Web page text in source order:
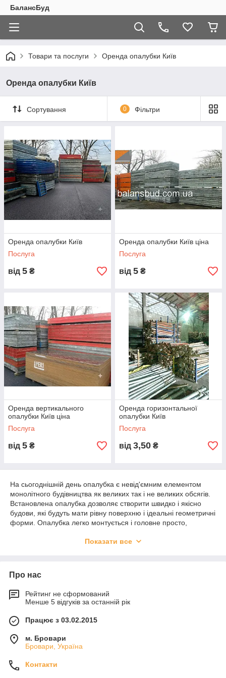
БалансБуд
Товари та послуги Оренда опалубки Київ
Оренда опалубки Київ
Сортування 0 Фільтри
Оренда опалубки Київ
Послуга
від 5 ₴
Оренда опалубки Київ ціна
Послуга
від 5 ₴
Оренда вертикального
опалубки Київ ціна
Послуга
від 5 ₴
Оренда горизонтальної
опалубки Київ
Послуга
від 3,50 ₴
На сьогоднішній день опалубка є невід'ємним елементом
монолітного будівництва як великих так і не великих обсягів.
Встановлена опалубка дозволяє створити швидко і якісно
будови, які будуть мати рівну поверхню і ідеальні геометричні
форми. Опалубка легко монтується і головне просто,
опалубки проводиться перед заливанням бетонними
конструкцію в обмежені рядка різноманітного плану.
Опалубку можна використовувати при будівництві приватних
будинків, висотних будівель, промислових споруд, мостів і на
багатьох інших видах будівництва у найкоротші строки. Що ж
доцільно? У такому випадку найкращим варіантом будить
оренда опалубки Київ
безліч питань без значних витрат на придбання опалубки.
Оренда опалубки в Києві
Для того что бы аренда опалубки Киев прошла без каких
Показати все
Про нас
Рейтинг не сформований
Менше 5 відгуків за останній рік
Працює з 03.02.2015
м. Бровари
Бровари, Україна
Контакти